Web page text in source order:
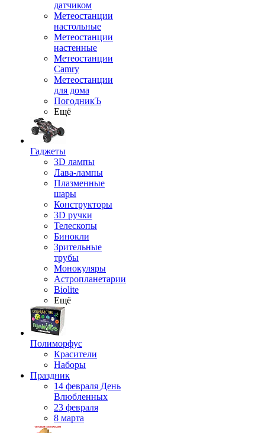
датчиком
Метеостанции
настольные
Метеостанции
настенные
Метеостанции
Camry
Метеостанции
для дома
ПогодникЪ
Ещё
Гаджеты
3D лампы
Лава-лампы
Плазменные
шары
Конструкторы
3D ручки
Телескопы
Бинокли
Зрительные
трубы
Монокуляры
Астропланетарии
Biolite
Ещё
Полиморфус
Красители
Наборы
Праздник
14 февраля День
Влюбленных
23 февраля
8 марта